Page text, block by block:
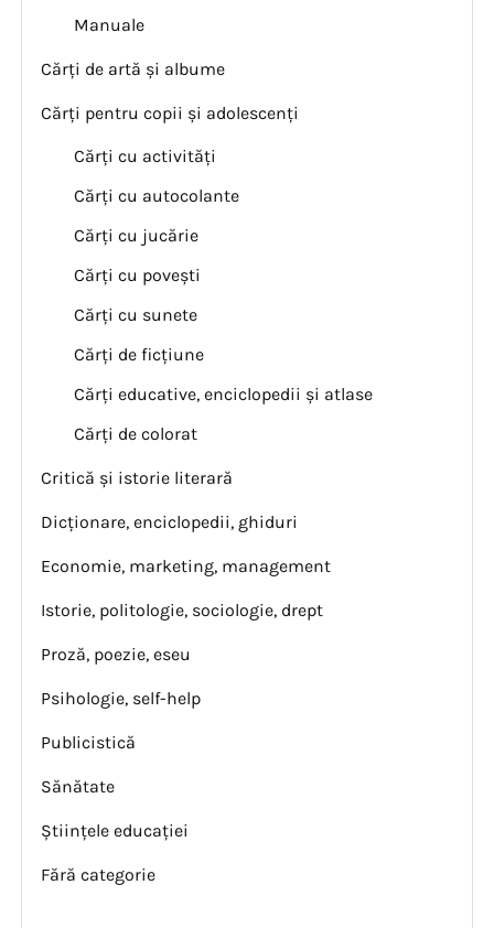
Manuale
Cărți de artă și albume
Cărți pentru copii și adolescenți
Cărți cu activități
Cărți cu autocolante
Cărți cu jucărie
Cărți cu povești
Cărți cu sunete
Cărți de ficțiune
Cărți educative, enciclopedii și atlase
Cărți de colorat
Critică și istorie literară
Dicționare, enciclopedii, ghiduri
Economie, marketing, management
Istorie, politologie, sociologie, drept
Proză, poezie, eseu
Psihologie, self-help
Publicistică
Sănătate
Științele educației
Fără categorie